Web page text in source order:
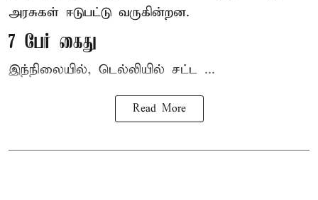
அரசுகள் ஈடுபட்டு வருகின்றன.
7 பேர் கைது
இந்நிலையில், டெல்லியில் சட்ட ...
Read More